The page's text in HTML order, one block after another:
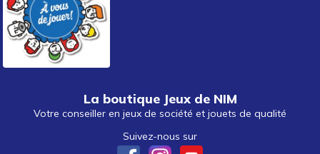
La boutique Jeux de NIM
Votre conseiller en jeux de société et jouets de qualité
Suivez-nous sur